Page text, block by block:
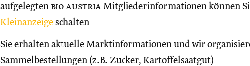
aufgelegten bio austria Mitgliederinformationen können
Kleinanzeige schalten
Sie erhalten aktuelle Marktinformationen und wir
Sammelbestellungen (z.B. Zucker, Kartoffelsaatgut)